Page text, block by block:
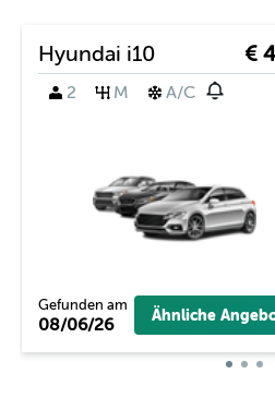
Hyundai i10 € 4
2
M A/C
Gefunden am
08/06/26 Ähnliche